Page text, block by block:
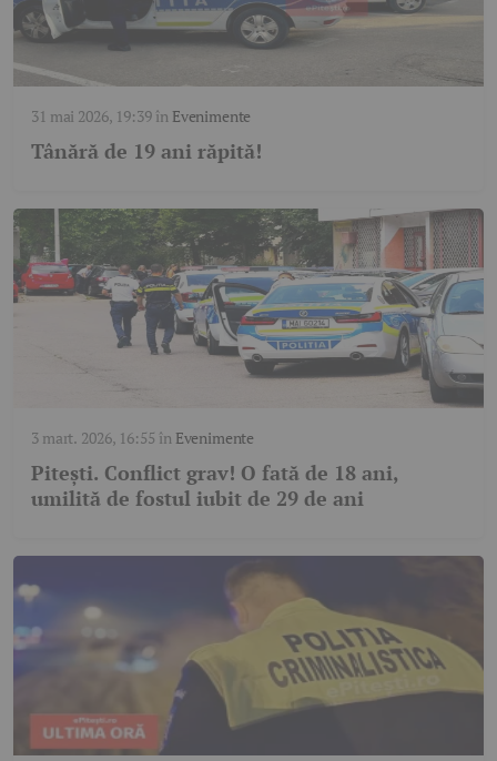
31 mai 2026, 19:39în Evenimente
Tânără de 19 ani răpită!
3 mart. 2026, 16:55 în Evenimente
Pitești. Conflict grav! O fată de 18 ani,
umilită de fostul iubit de 29 de ani